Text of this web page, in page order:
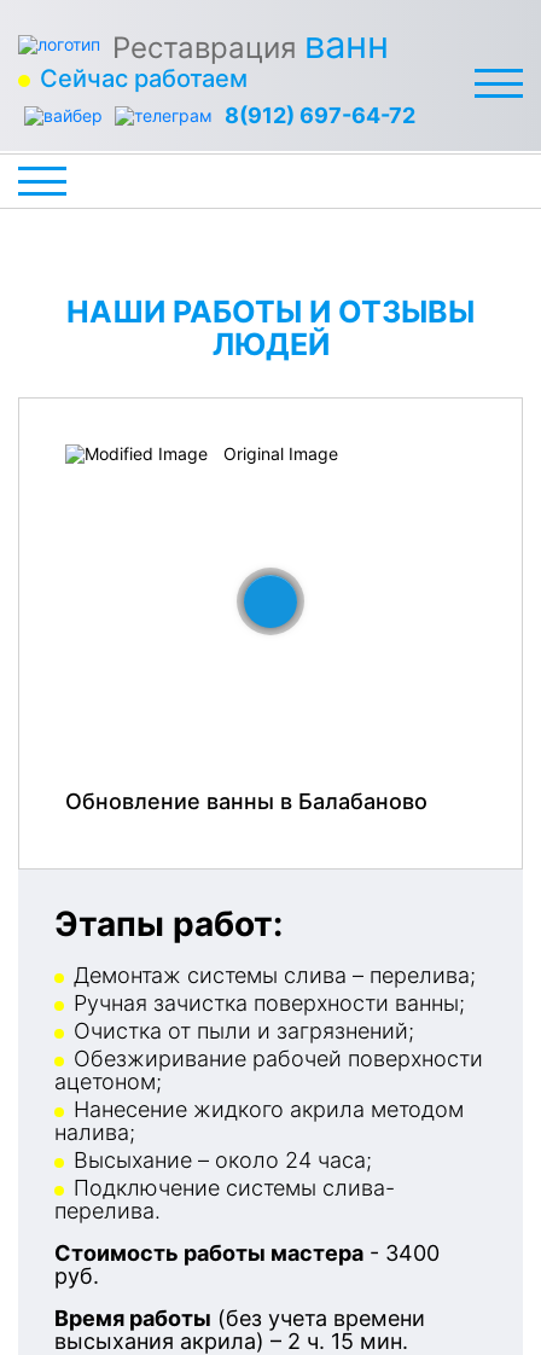
Реставрация ванн
Сейчас работаем
8(912) 697-64-72
НАШИ РАБОТЫ И ОТЗЫВЫ
ЛЮДЕЙ
Обновление ванны в Балабаново
Этапы работ:
Демонтаж системы слива – перелива;
Ручная зачистка поверхности ванны;
Очистка от пыли и загрязнений;
Обезжиривание рабочей поверхности
ацетоном;
Нанесение жидкого акрила методом
налива;
Высыхание – около 24 часа;
Подключение системы слива-
перелива.
Стоимость работы мастера - 3400
руб.
Время работы (без учета времени
высыхания акрила) – 2 ч. 15 мин.